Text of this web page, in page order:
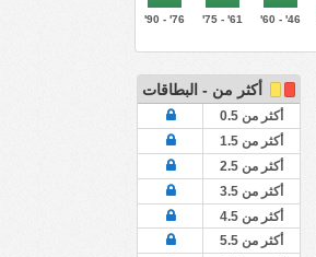
76' - 90' 61' - 75' 46' - 60'
أكثر من - البطاقات
أكثر من 0.5
أكثر من 1.5
أكثر من 2.5
أكثر من 3.5
أكثر من 4.5
أكثر من 5.5